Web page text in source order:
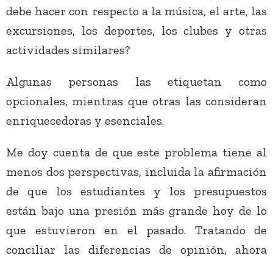
debe hacer con respecto a la música, el arte, las
excursiones, los deportes, los clubes y otras
actividades similares?
Algunas personas las etiquetan como
opcionales, mientras que otras las consideran
enriquecedoras y esenciales.
Me doy cuenta de que este problema tiene al
menos dos perspectivas, incluida la afirmación
de que los estudiantes y los presupuestos
están bajo una presión más grande hoy de lo
que estuvieron en el pasado. Tratando de
conciliar las diferencias de opinión, ahora